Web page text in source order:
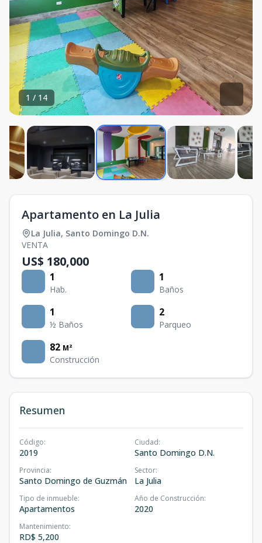
1 / 14
Apartamento en La Julia
La Julia, Santo Domingo D.N.
VENTA
US$ 180,000
1
Hab.
1
Baños
1
½ Baños
2
Parqueo
82 M²
Construcción
Resumen
Código:
2019
Ciudad:
Santo Domingo D.N.
Provincia:
Santo Domingo de Guzmán
Sector:
La Julia
Tipo de inmueble:
Apartamentos
Año de Construcción:
2020
Mantenimiento:
RD$ 5,200